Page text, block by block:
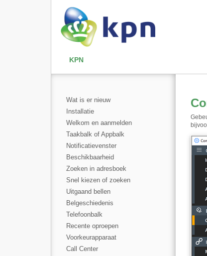
KPN
Wat is er nieuw
Installatie
Welkom en aanmelden
Taakbalk of Appbalk
Notificatievenster
Beschikbaarheid
Zoeken in adresboek
Snel kiezen of zoeken
Uitgaand bellen
Belgeschiedenis
Telefoonbalk
Recente oproepen
Voorkeurapparaat
Call Center